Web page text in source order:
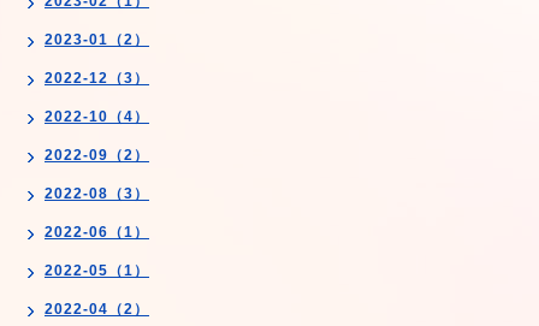
2023-01（2）
2022-12（3）
2022-10（4）
2022-09（2）
2022-08（3）
2022-06（1）
2022-05（1）
2022-04（2）